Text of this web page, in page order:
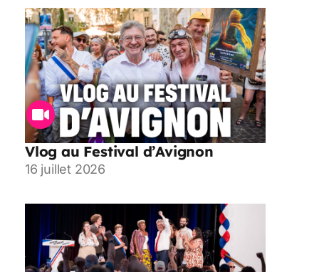
Vlog au Festival d’Avignon
16 juillet 2026